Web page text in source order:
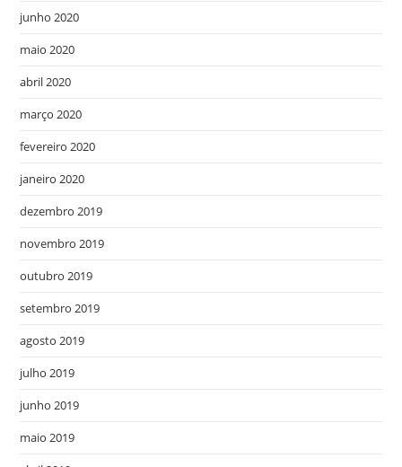
junho 2020
maio 2020
abril 2020
março 2020
fevereiro 2020
janeiro 2020
dezembro 2019
novembro 2019
outubro 2019
setembro 2019
agosto 2019
julho 2019
junho 2019
maio 2019